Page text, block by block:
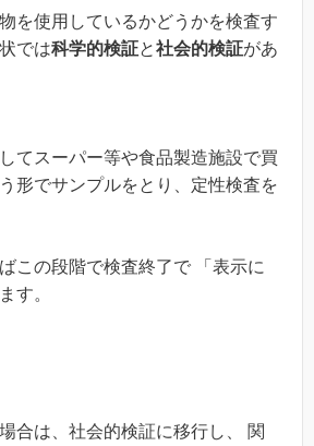
を使用しているかどうかを検査す
では科学的検証と社会的検証があ
てスーパー等や食品製造施設で買
形でサンプルをとり、定性検査を
この段階で検査終了で 「表示に
す。
合は、社会的検証に移行し、 関